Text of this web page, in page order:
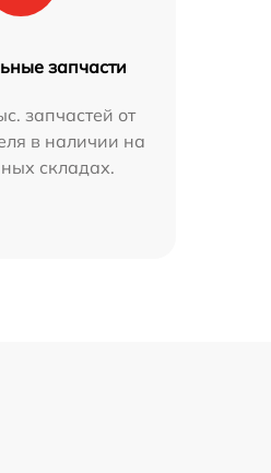
запчасти
запчастей от
в наличии на
складах.